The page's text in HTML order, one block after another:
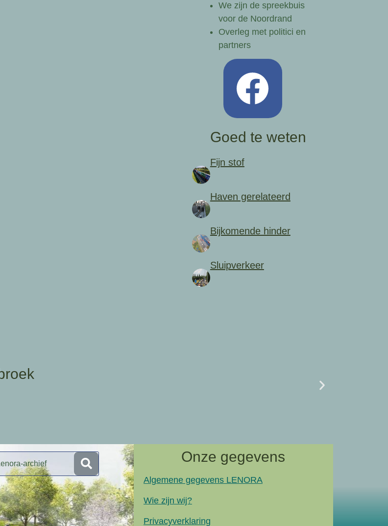
We zijn de spreekbuis
voor de Noordrand
Overleg met politici en
partners
Goed te weten
Fijn stof
Haven gerelateerd
Bijkomende hinder
Sluipverkeer
Onze gegevens
Algemene gegevens LENORA
Wie zijn wij?
Privacyverklaring